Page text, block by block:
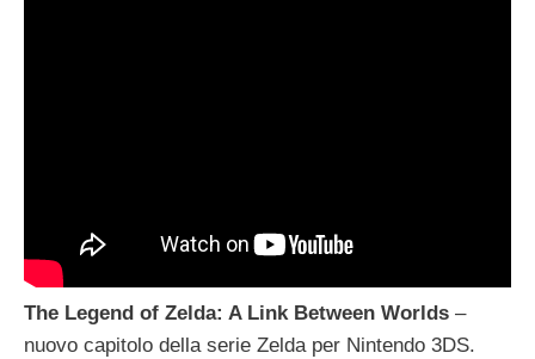
The Legend of Zelda: A Link Between Worlds –
nuovo capitolo della serie Zelda per Nintendo 3DS.